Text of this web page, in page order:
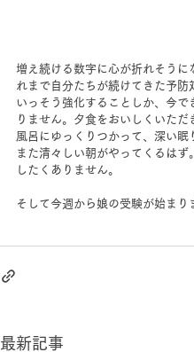
増え続ける数字に心が折れそうに
れまで自分たちが続けてきた予防
いっそう強化することしか、今で
りません。夕食をおいしくいただ
風呂にゆっくりつかって、深い眠
また清々しい朝がやってくるはず
したくありません。
そして今週から娘の受験が始まり
最新記事